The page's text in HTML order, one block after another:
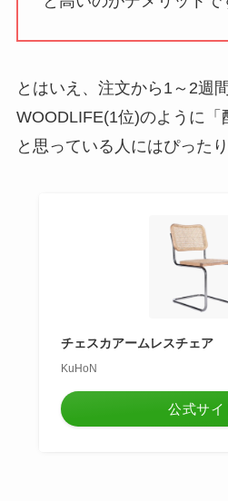
とはいえ、 注文から1～2週
WOODLIFE(1位)のように「
と思っている人にはぴった
チェスカアームレスチェア
KuHoN
公式サイ